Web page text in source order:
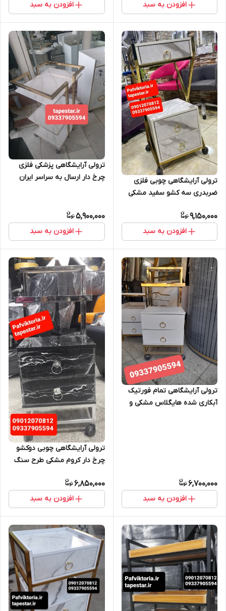
افزودن به سبد افزودن به سبد
ترولی آرایشگاهی چوبی فلزی
ضربدری سه کشو سفید مشکی
خرید حضوری
9,150,000
افزودن به سبد
ترولی آرایشگاهی پزشکی فلزی
چرخ دار ارسال به سراسر ایران
5,900,000
افزودن به سبد
ترولی آرایشگاهی تمام فورتیک
آبکاری شده هایگلاس مشکی و
6,700,000
افزودن به سبد
ترولی آرایشگاهی چوبی دوکشو
چرخ دار کروم مشکی طرح سنگ
6,850,000
افزودن به سبد